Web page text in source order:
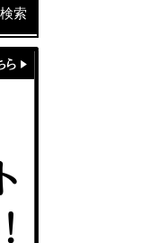
火台の魅力・気になる
山、赤岳〜横岳〜硫黄
モンの定番シューズで解
｜目的別の選び方も合
選プ「クライミングチャ
作り方
のは【17＃自分のキャ
紹介
サウスフィールドのお
紹介
サウスフィールドのお
け】
グから中距離レースま
も
ンプ道具の行方！【初
よう！種類別で人気ア
クルから選び方まで紹介
選た想いとは！？おすす
Part.1〜ロサンゼルス
！簡単『フルーツシロ
方
！簡単アウトドアスイ
ル』の作り方
！ピリ辛が後引くうま
ポ
を堪能してきた
税でゲット！おすすめ
3つの理由とおすすめア
がらおしゃれキャンプ♪